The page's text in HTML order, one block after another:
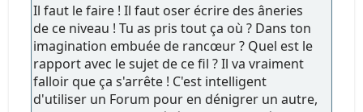
Il faut le faire ! Il faut oser écrire des âneries
de ce niveau ! Tu as pris tout ça où ? Dans ton
imagination embuée de rancœur ? Quel est le
rapport avec le sujet de ce fil ? Il va vraiment
falloir que ça s'arrête ! C'est intelligent
d'utiliser un Forum pour en dénigrer un autre,